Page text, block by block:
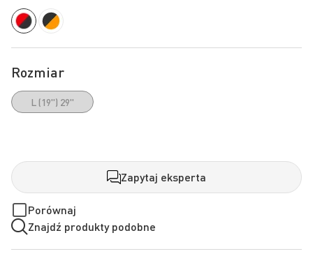
Rozmiar
L (19") 29"
Zapytaj eksperta
Porównaj
Znajdź produkty podobne